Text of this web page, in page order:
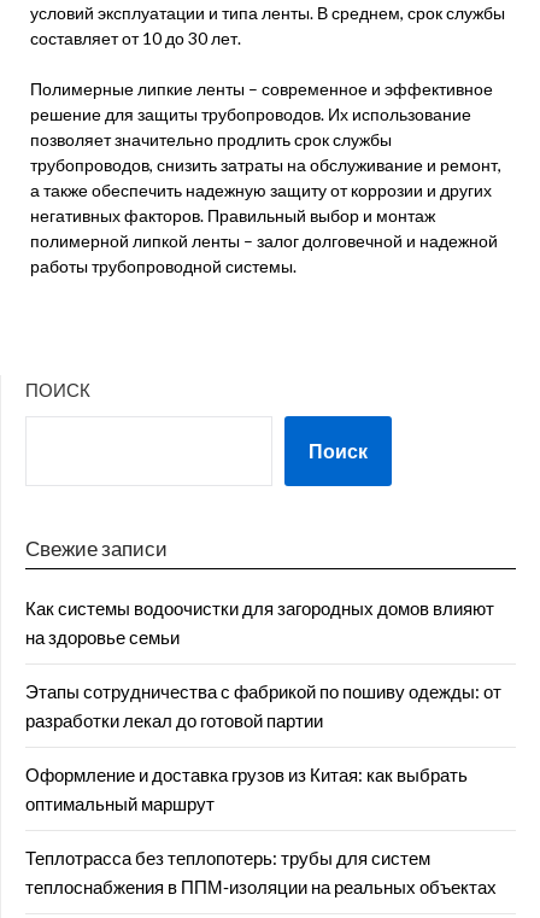
условий эксплуатации и типа ленты. В среднем, срок службы
составляет от 10 до 30 лет.
Полимерные липкие ленты – современное и эффективное
решение для защиты трубопроводов. Их использование
позволяет значительно продлить срок службы
трубопроводов, снизить затраты на обслуживание и ремонт,
а также обеспечить надежную защиту от коррозии и других
негативных факторов. Правильный выбор и монтаж
полимерной липкой ленты – залог долговечной и надежной
работы трубопроводной системы.
ПОИСК
Поиск
Свежие записи
Как системы водоочистки для загородных домов влияют
на здоровье семьи
Этапы сотрудничества с фабрикой по пошиву одежды: от
разработки лекал до готовой партии
Оформление и доставка грузов из Китая: как выбрать
оптимальный маршрут
Теплотрасса без теплопотерь: трубы для систем
теплоснабжения в ППМ‑изоляции на реальных объектах